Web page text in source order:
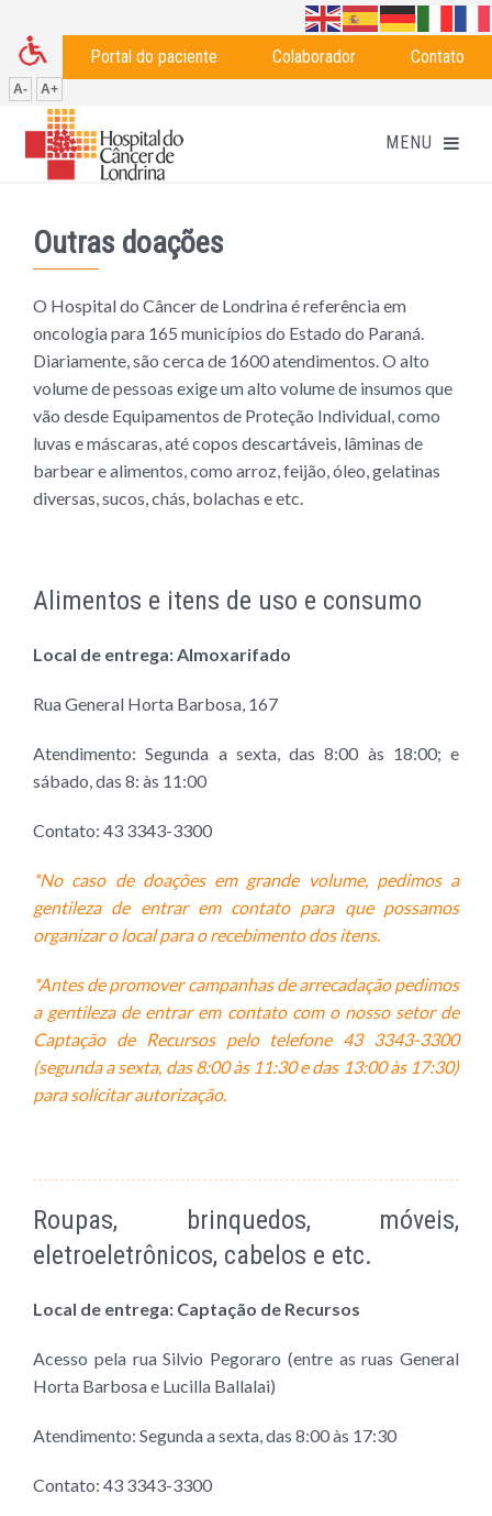
Portal do paciente Colaborador Contato
A- A+
Outras doações
O Hospital do Câncer de Londrina é referência em
oncologia para 165 municípios do Estado do Paraná.
Diariamente, são cerca de 1600 atendimentos. O alto
volume de pessoas exige um alto volume de insumos que
vão desde Equipamentos de Proteção Individual, como
luvas e máscaras, até copos descartáveis, lâminas de
barbear e alimentos, como arroz, feijão, óleo, gelatinas
diversas, sucos, chás, bolachas e etc.
Alimentos e itens de uso e consumo
Local de entrega: Almoxarifado
Rua General Horta Barbosa, 167
Atendimento: Segunda a sexta, das 8:00 às 18:00; e
sábado, das 8: às 11:00
Contato: 43 3343-3300
*No caso de doações em grande volume, pedimos a
gentileza de entrar em contato para que possamos
organizar o local para o recebimento dos itens.
*Antes de promover campanhas de arrecadação pedimos
a gentileza de entrar em contato com o nosso setor de
Captação de Recursos pelo telefone 43 3343-3300
(segunda a sexta, das 8:00 às 11:30 e das 13:00 às 17:30)
para solicitar autorização.
Roupas, brinquedos, móveis,
eletroeletrônicos, cabelos e etc.
Local de entrega: Captação de Recursos
Acesso pela rua Silvio Pegoraro (entre as ruas General
Horta Barbosa e Lucilla Ballalai)
Atendimento: Segunda a sexta,das 8:00 às 17:30
Contato: 43 3343-3300